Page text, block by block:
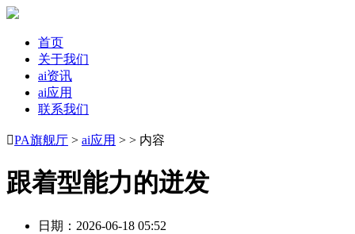
首页
关于我们
ai资讯
ai应用
联系我们
PA旗舰厅 > ai应用 > > 内容
跟着型能力的迸发
日期：2026-06-18 05:52